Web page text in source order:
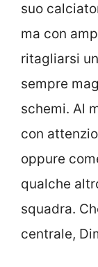
suo
ma con
ritagliarsi
sempre
schemi. Al
con
oppure
qualche
squadra.
centrale,